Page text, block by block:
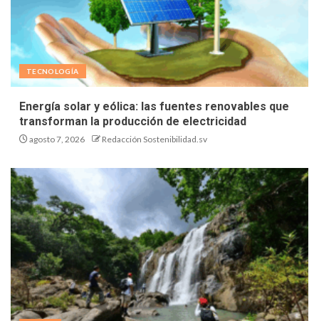
TECNOLOGÍA
Energía solar y eólica: las fuentes renovables que
transforman la producción de electricidad
agosto 7, 2026 Redacción Sostenibilidad.sv